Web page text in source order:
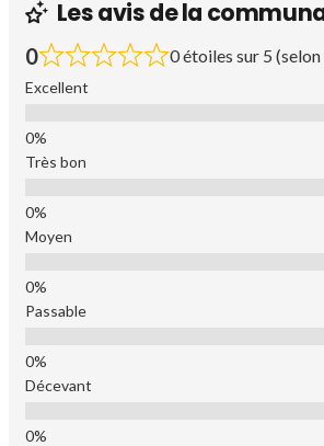
Les avis de la
0 0 étoiles sur 5 (selon
Excellent
Très bon
Moyen
Passable
Décevant